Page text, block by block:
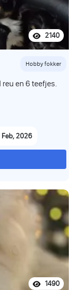
2140
Hobby fokker
en 6 teefjes.
2026
1490